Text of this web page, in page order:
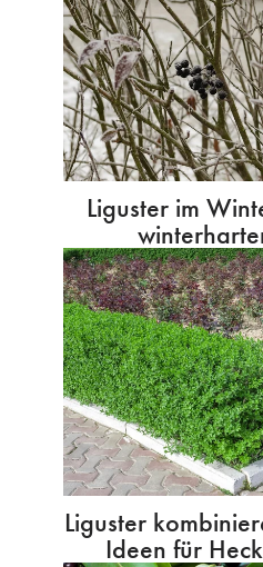
Liguster im
Liguster
Ideen für